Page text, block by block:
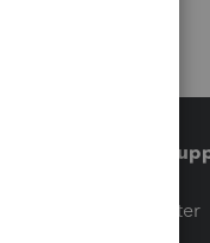
Training &
Training Center